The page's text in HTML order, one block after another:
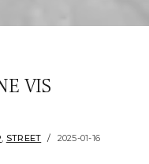
VIS
, STREET 2025-01-16